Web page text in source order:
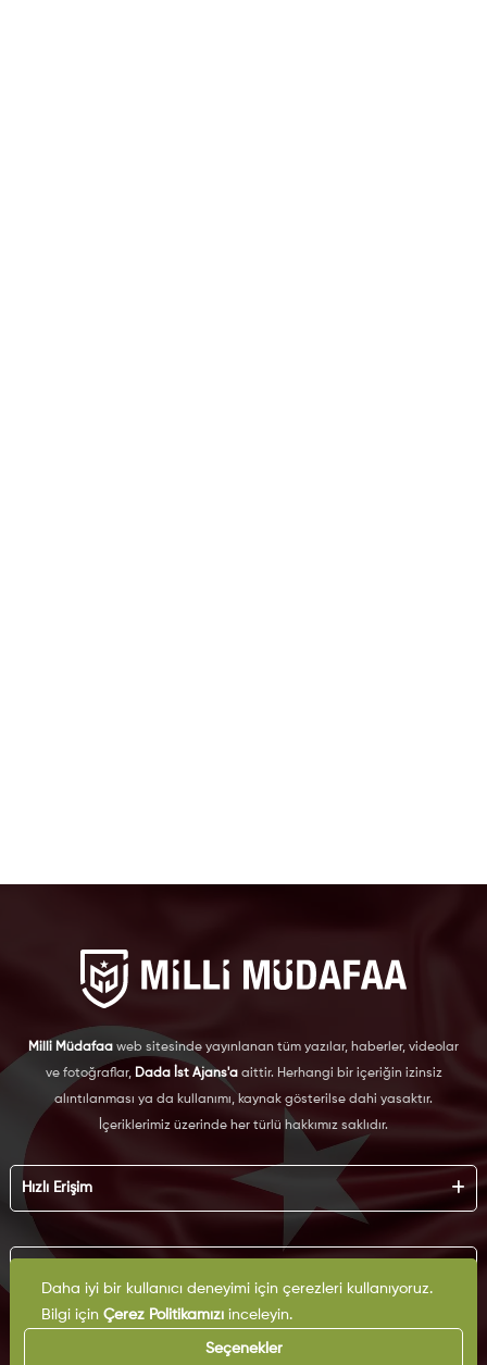
Milli Müdafaa web sitesinde yayınlanan tüm yazılar, haberler, videolar
ve fotoğraflar, Dada İst Ajans'aaittir. Herhangi bir içeriğin izinsiz
alıntılanması ya da kullanımı, kaynak gösterilse dahi yasaktır.
İçeriklerimiz üzerinde her türlü hakkımız saklıdır.
Hızlı Erişim
Künye
Reklam
İş Birliği
Arşiv
İletişim
KVKK
Çerez Politikası
Daha iyi bir kullanıcı deneyimi için çerezleri kullanıyoruz.
Bilgi için Çerez Politikamızıinceleyin.
Seçenekler